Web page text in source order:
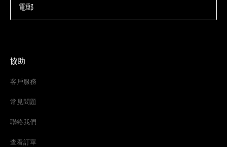
電郵
協助
客戶服務
常見問題
聯絡我們
查看訂單